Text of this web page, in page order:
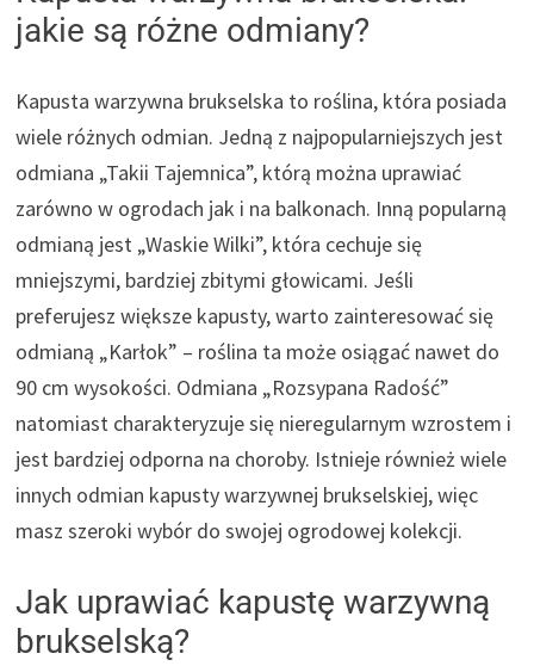
jakie są różne odmiany?
Kapusta warzywna brukselska to roślina, która posiada
wiele różnych odmian. Jedną z najpopularniejszych jest
odmiana „Takii Tajemnica”, którą można uprawiać
zarówno w ogrodach jak i na balkonach. Inną popularną
odmianą jest „Waskie Wilki”, która cechuje się
mniejszymi, bardziej zbitymi głowicami. Jeśli
preferujesz większe kapusty, warto zainteresować się
odmianą „Karłok” – roślina ta może osiągać nawet do
90 cm wysokości. Odmiana „Rozsypana Radość”
natomiast charakteryzuje się nieregularnym wzrostem i
jest bardziej odporna na choroby. Istnieje również wiele
innych odmian kapusty warzywnej brukselskiej, więc
masz szeroki wybór do swojej ogrodowej kolekcji.
Jak uprawiać kapustę warzywną
brukselską?